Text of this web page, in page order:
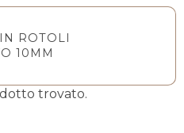
ROTOLI
10MM
trovato.